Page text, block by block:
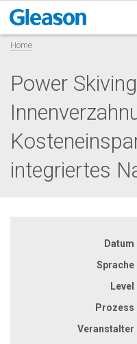
Home
Power
integriertes
Datum
Sprache
Level
Prozess
Veranstalter